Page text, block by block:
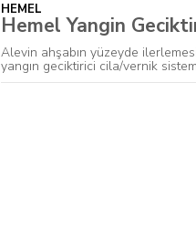
HEMEL
Hemel Yangin
Alevin ahşabın yüzeyde
yangın geciktirici cila/vernik